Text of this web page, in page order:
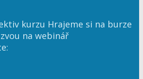
kurzu Hrajeme si na burze
na webinář